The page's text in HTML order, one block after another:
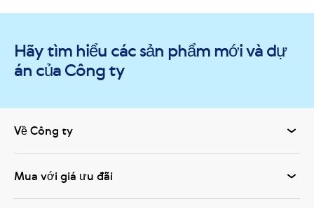
Hãy tìm hiểu các sản phẩm mới và dự
án của Công ty
Về Công ty
Mua với giá ưu đãi